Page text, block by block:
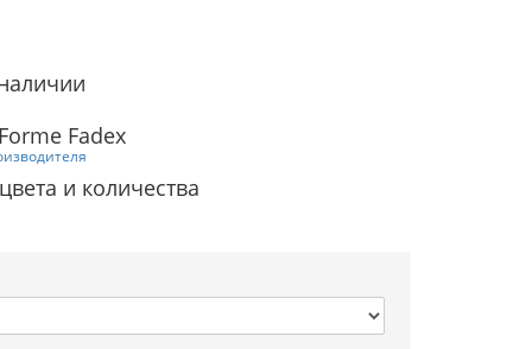
Fadex
и количества